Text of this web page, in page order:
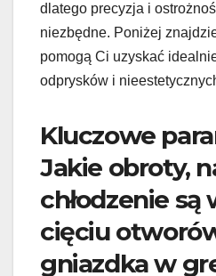
dlatego precyzja i
niezbędne. Poniżej
pomogą Ci uzyskać
odprysków i
Kluczowe
Jakie obroty,
chłodzenie są
cięciu
gniazdka w